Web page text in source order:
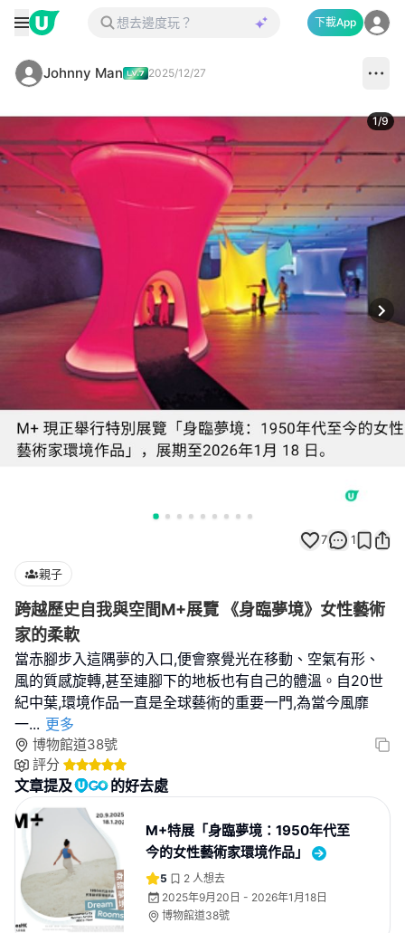
下載App
Johnny Man 2025/12/27
1/9
7 1
親子
跨越歷史自我與空間M+展覽 《身臨夢境》女性藝術
家的柔軟
當赤腳步入這隅夢的入口,便會察覺光在移動、空氣有形、
風的質感旋轉,甚至連腳下的地板也有自己的體溫。自20世
紀中葉,環境作品一直是全球藝術的重要一門,為當今風靡
一... 更多
博物館道38號
評分
文章提及 的好去處
M+特展「身臨夢境：1950年代至
今的女性藝術家環境作品」
5 2 人想去
2025年9月20日 - 2026年1月18日
博物館道38號